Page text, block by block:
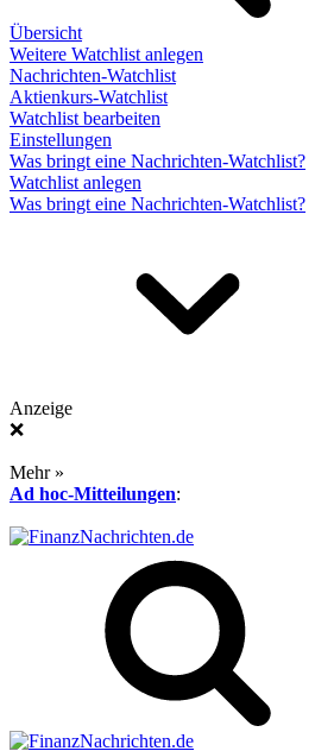
Übersicht
Weitere Watchlist anlegen
Nachrichten-Watchlist
Aktienkurs-Watchlist
Watchlist bearbeiten
Einstellungen
Was bringt eine Nachrichten-Watchlist?
Watchlist anlegen
Was bringt eine Nachrichten-Watchlist?
Anzeige
❌
Mehr »
Ad hoc-Mitteilungen: